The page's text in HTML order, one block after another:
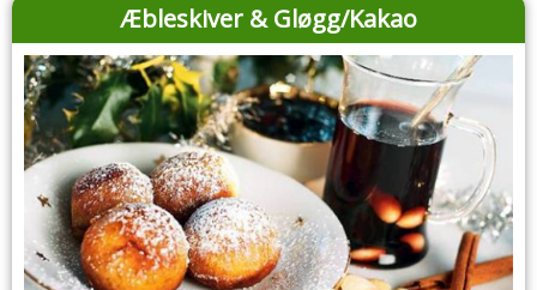
Æbleskiver & Gløgg/Kakao